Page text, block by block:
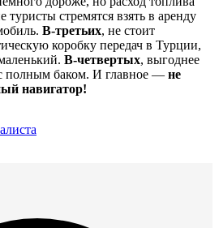
стремятся взять в аренду
В-третьих, не стоит
коробку передач в Турции,
В-четвертых, выгоднее
полным баком. И главное — не
навигатор!